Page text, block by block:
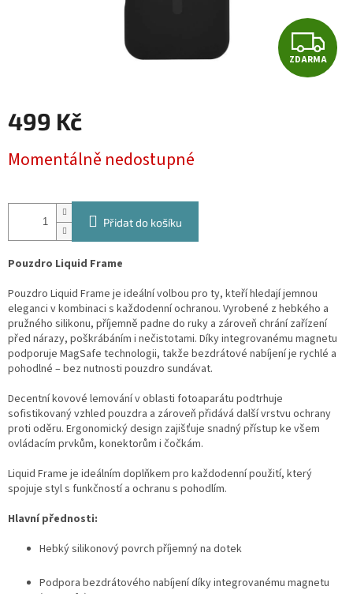
Z
D
ZDARMA
499 Kč
cena:
Momentálně nedostupné
Přidat do košíku
Pouzdro Liquid Frame
Pouzdro Liquid Frame je ideální volbou pro ty, kteří hledají jemnou
eleganci v kombinaci s každodenní ochranou. Vyrobené z hebkého a
pružného silikonu, příjemně padne do ruky a zároveň chrání zařízení
před nárazy, poškrábáním i nečistotami. Díky integrovanému magnetu
podporuje MagSafe technologii, takže bezdrátové nabíjení je rychlé a
pohodlné – bez nutnosti pouzdro sundávat.
Decentní kovové lemování v oblasti fotoaparátu podtrhuje
sofistikovaný vzhled pouzdra a zároveň přidává další vrstvu ochrany
proti oděru. Ergonomický design zajišťuje snadný přístup ke všem
ovládacím prvkům, konektorům i čočkám.
Liquid Frame je ideálním doplňkem pro každodenní použití, který
spojuje styl s funkčností a ochranu s pohodlím.
Hlavní přednosti:
Hebký silikonový povrch příjemný na dotek
Podpora bezdrátového nabíjení díky integrovanému magnetu